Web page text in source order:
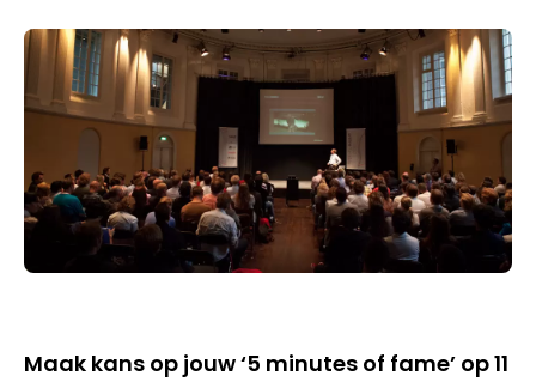
Maak kans op jouw ‘5 minutes of fame’ op 11